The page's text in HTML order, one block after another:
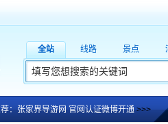
全站 线路 景点
：张家界导游网 官网认证微博开通>>>